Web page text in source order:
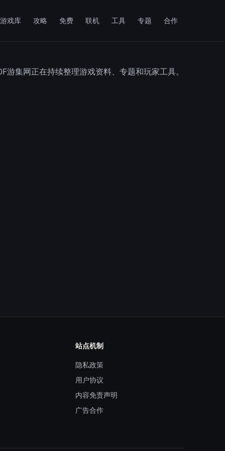
游戏库 攻略 免费 联机 工具 专题 合作
游集网正在持续整理游戏资料、专题和玩家工具。
站点机制
隐私政策
用户协议
内容免责声明
广告合作